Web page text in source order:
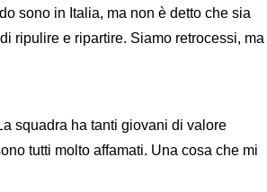
sono in Italia, ma non è detto che sia
ripulire e ripartire. Siamo retrocessi, ma
squadra ha tanti giovani di valore
tutti molto affamati. Una cosa che mi